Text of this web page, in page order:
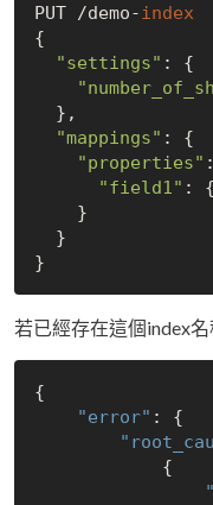
PUT /demo-index
{
"settings" : {
"mappings" : {
"properties"
"field1" :
若已經存在這個index
{
"error" : {